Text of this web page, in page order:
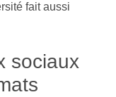
fait aussi
sociaux